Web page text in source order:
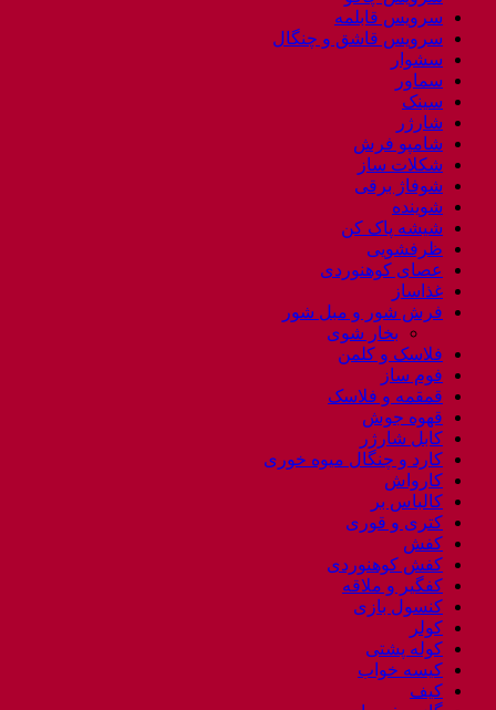
سرویس قابلمه
سرویس قاشق و چنگال
سشوار
سماور
سینک
شارژر
شامپو فرش
شکلات ساز
شوفاژ برقی
شوینده
شیشه پاک کن
ظرفشویی
عصای کوهنوردی
غذاساز
فرش شور و مبل شور
بخار شوی
فلاسک و کلمن
فوم ساز
قمقمه و فلاسک
قهوه جوش
کابل شارژر
کارد و چنگال میوه خوری
کارواش
کالباس بر
کتری و قوری
کفش
کفش کوهنوردی
کفگیر و ملاقه
کنسول بازی
کولر
کوله پشتی
کیسه خواب
کیف